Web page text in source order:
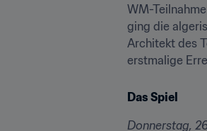
WM-
ging die
Architekt des
erstmalige
Das Spiel
Donnerstag,